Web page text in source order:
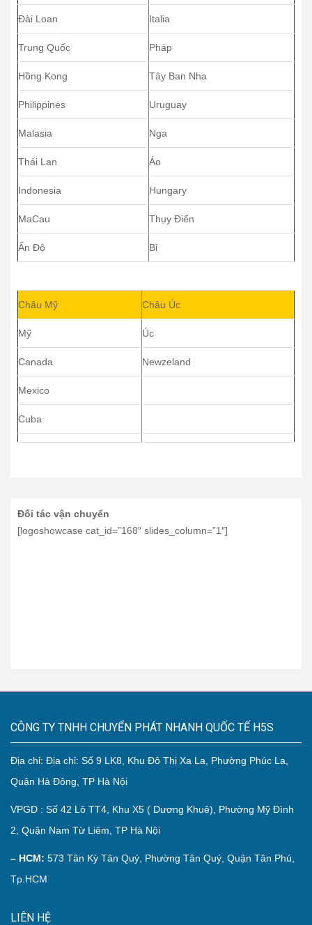
Đài Loan Italia
Trung Quốc Pháp
Hồng Kong Tây Ban Nha
Philippines Uruguay
Malasia Nga
Thái Lan Áo
Indonesia Hungary
MaCau Thụy Điển
Ấn Độ Bỉ
Châu Mỹ Châu Úc
Mỹ Úc
Canada Newzeland
Mexico
Cuba
Đối tác vận chuyển
[logoshowcase cat_id=”168″ slides_column=”1″]
CÔNG TY TNHH CHUYỂN PHÁT NHANH QUỐC TẾ H5S
Địa chỉ: Địa chỉ: Số 9 LK8, Khu Đô Thị Xa La, Phường Phúc La,
Quận Hà Đông, TP Hà Nội
VPGD : Số 42 Lô TT4, Khu X5 ( Dương Khuê), Phường Mỹ Đình
2, Quận Nam Từ Liêm, TP Hà Nội
– HCM: 573 Tân Kỳ Tân Quý, Phường Tân Quý, Quận Tân Phú,
Tp.HCM
LIÊN HỆ